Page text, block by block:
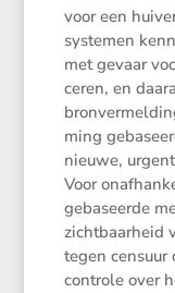
voor een
systemen
met gevaar
ceren, en
ming
nieuwe,
Voor
gebaseerde
zicht­baar­heid
tegen censuur
controle over